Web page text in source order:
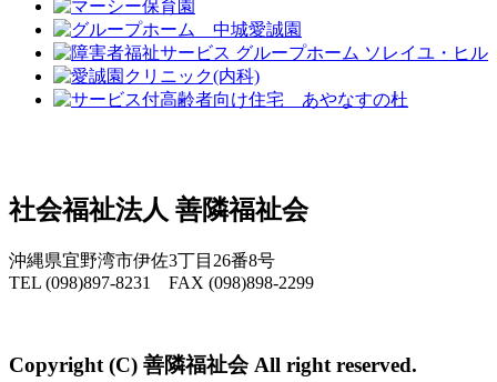
社会福祉法人 善隣福祉会
沖縄県宜野湾市伊佐3丁目26番8号
TEL (098)897-8231 FAX (098)898-2299
Copyright (C) 善隣福祉会 All right reserved.